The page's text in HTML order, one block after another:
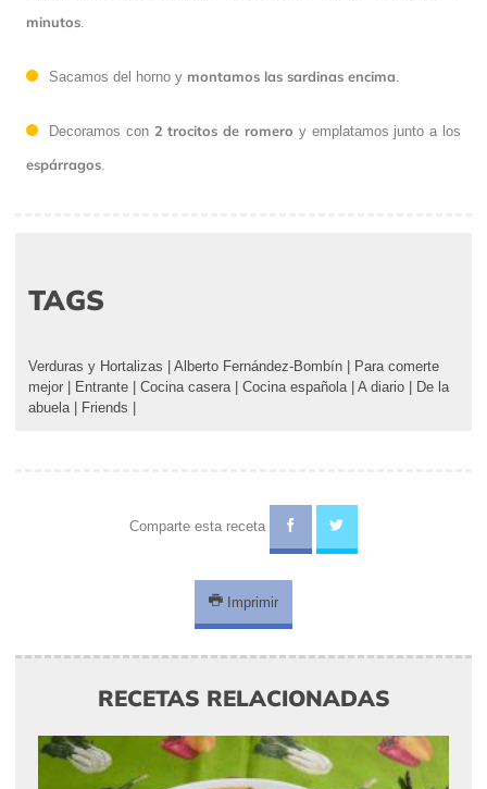
minutos.
Sacamos del horno y montamos las sardinas encima.
Decoramos con2 trocitos de romero y emplatamos junto a los
espárragos.
TAGS
Verduras y Hortalizas Alberto Fernández-Bombín
Para comerte
mejor
Entrante Cocina casera| Cocina española| A diario
De la
abuela| Friends
Comparte esta receta
Imprimir
RECETAS RELACIONADAS